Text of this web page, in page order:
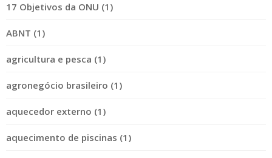
17 Objetivos da ONU (1)
ABNT (1)
agricultura e pesca (1)
agronegócio brasileiro (1)
aquecedor externo (1)
aquecimento de piscinas (1)